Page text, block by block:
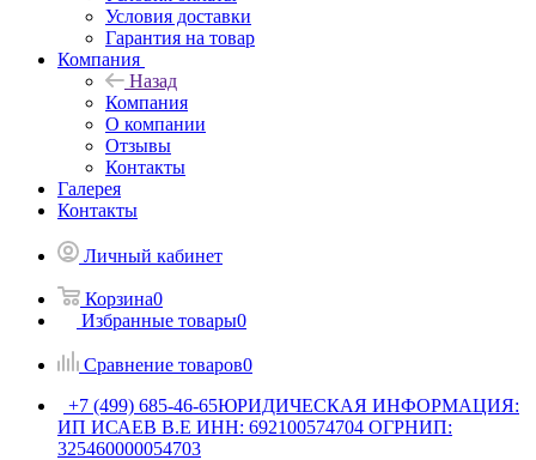
Условия доставки
Гарантия на товар
Компания
Назад
Компания
О компании
Отзывы
Контакты
Галерея
Контакты
Личный кабинет
Корзина0
Избранные товары0
Сравнение товаров0
+7 (499) 685-46-65ЮРИДИЧЕСКАЯ ИНФОРМАЦИЯ:
ИП ИСАЕВ В.Е ИНН: 692100574704 ОГРНИП:
325460000054703